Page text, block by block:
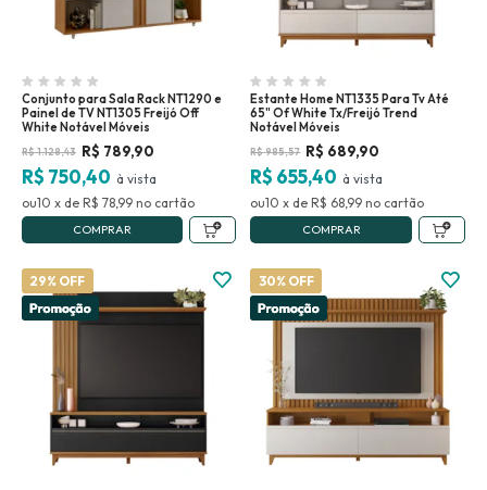
Conjunto para Sala Rack NT1290 e
Painel de TV NT1305 Freijó Off
White Notável Móveis
R$1.128,43 R$ 789,90
R$ 750,40
10 x de R$ 78,99 no
COMPRAR
Estante Home NT1335 Para Tv Até
65" Of White Tx/Freijó Trend
Notável Móveis
R$985,57 R$ 689,90
R$ 655,40
10 x de R$ 68,99 no
COMPRAR
29% OFF 30% OFF